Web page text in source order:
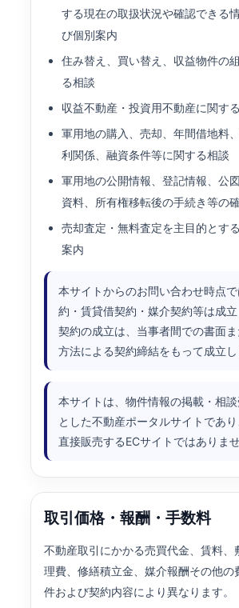
する現在の取扱状況や確認できる
び個別案内
住み替え、買い替え、収益物件の
る相談
収益不動産・投資用不動産に関す
軍用地の購入、売却、年間借地料
利関係、融資条件等に関する相談
軍用地の公開情報、登記情報、公
資料、所有権移転後の手続き等の
売却査定・無料査定を主目的とす
案内
本サイトからのお問い合わせ時点
約・賃貸借契約・媒介契約等は成立
契約の成立は、当事者間での書面
方法による契約締結をもって成立し
本サイトは、物件情報の掲載・相
とした不動産ポータルサイトであ
直接販売するECサイトではありませ
取引価格・報酬・手数料
不動産取引にかかる売買代金、賃料、
理費、修繕積立金、媒介報酬その他の
件および契約内容により異なります。